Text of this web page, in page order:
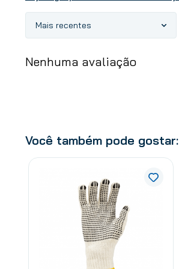
Mais recentes
Nenhuma avaliação
Você também pode gostar: